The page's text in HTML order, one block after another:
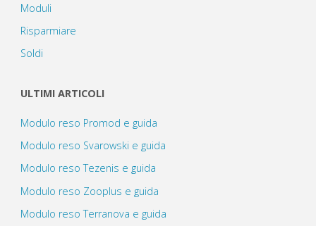
Moduli
Risparmiare
Soldi
ULTIMI ARTICOLI
Modulo reso Promod e guida
Modulo reso Svarowski e guida
Modulo reso Tezenis e guida
Modulo reso Zooplus e guida
Modulo reso Terranova e guida